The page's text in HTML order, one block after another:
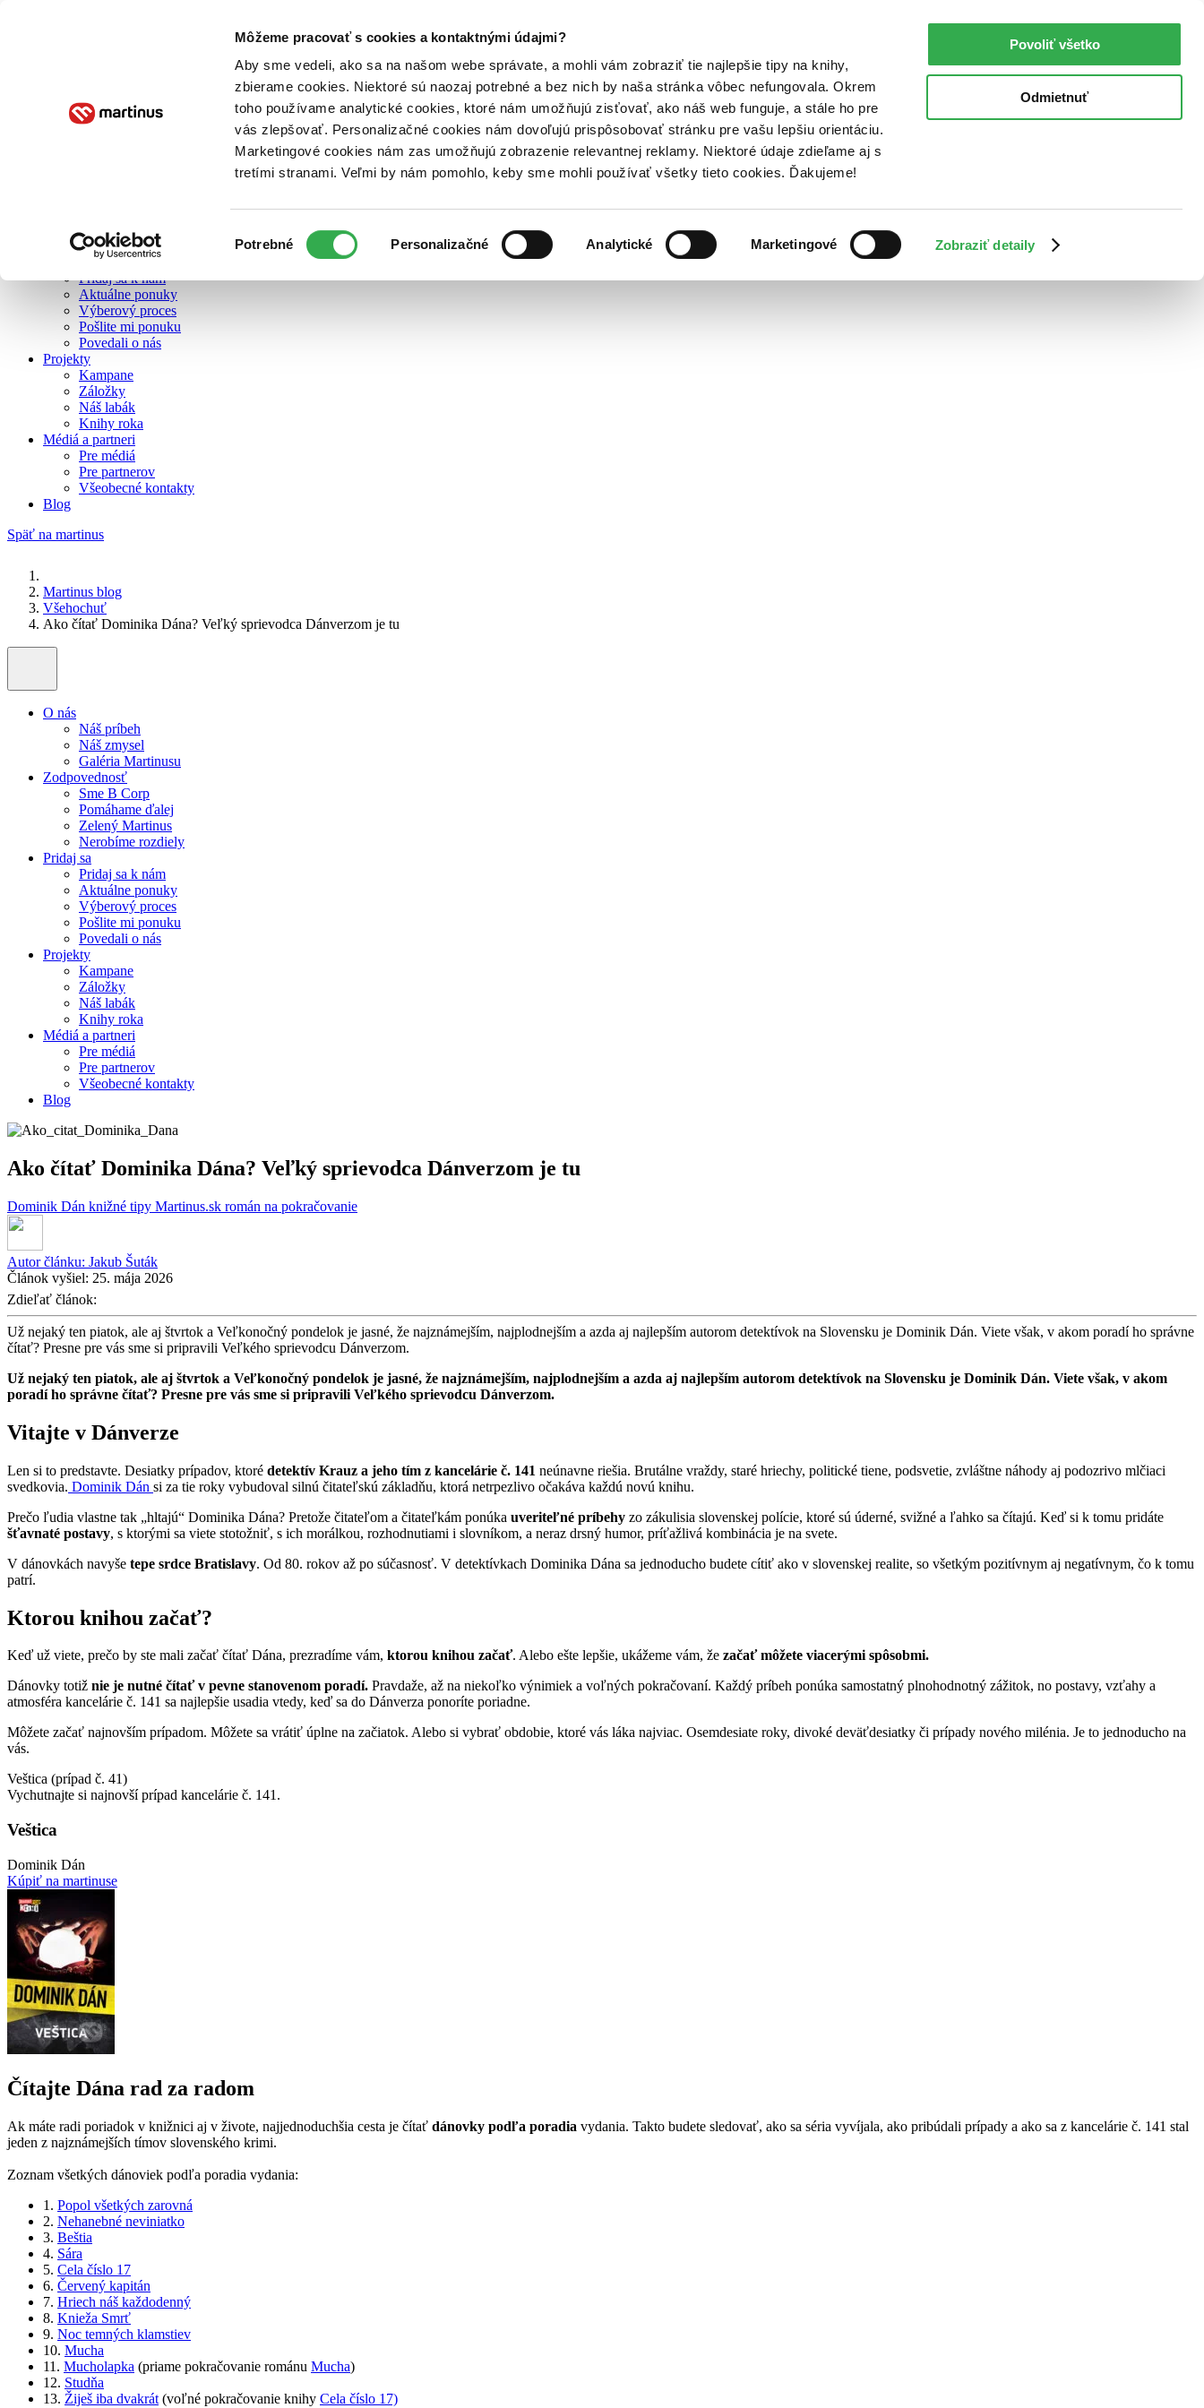
Môžeme pracovať s cookies a kontaktnými údajmi?
Aby sme vedeli, ako sa na našom webe správate, a mohli vám zobraziť tie najlepšie tipy na knihy,
zbierame cookies. Niektoré sú naozaj potrebné a bez nich by naša stránka vôbec nefungovala. Okrem
toho používame analytické cookies, ktoré nám umožňujú zisťovať, ako náš web funguje, a stále ho pre
vás zlepšovať. Personalizačné cookies nám dovoľujú prispôsobovať stránku pre vašu lepšiu orientáciu.
Marketingové cookies nám zas umožňujú zobrazenie relevantnej reklamy. Niektoré údaje zdieľame aj s
tretími stranami. Veľmi by nám pomohlo, keby sme mohli používať všetky tieto cookies. Ďakujeme!
súhlasu
Potrebné Personalizačné Analytické Marketingové Zobraziť detaily
Povoliť všetko
Odmietnuť
O nás
Zelený Martinus
Nerobíme rozdiely
Pridaj sa k nám
Aktuálne ponuky
Výberový proces
Pošlite mi ponuku
Povedali o nás
Projekty
Kampane
Záložky
Náš labák
Knihy roka
Médiá a partneri
Pre médiá
Pre partnerov
Všeobecné kontakty
Blog
Späť na martinus
Martinus blog
Všehochuť
Ako čítať Dominika Dána? Veľký sprievodca Dánverzom je tu
O nás
Náš príbeh
Náš zmysel
Galéria Martinusu
Zodpovednosť
Sme B Corp
Pomáhame ďalej
Zelený Martinus
Nerobíme rozdiely
Pridaj sa
Pridaj sa k nám
Aktuálne ponuky
Výberový proces
Pošlite mi ponuku
Povedali o nás
Projekty
Kampane
Záložky
Náš labák
Knihy roka
Médiá a partneri
Pre médiá
Pre partnerov
Všeobecné kontakty
Blog
Ako čítať Dominika Dána? Veľký sprievodca Dánverzom je tu
Dominik Dán knižné tipy Martinus.sk román na pokračovanie
Autor článku: Jakub Šuták
Článok vyšiel: 25. mája 2026
Zdieľať článok:
Už nejaký ten piatok, ale aj štvrtok a Veľkonočný pondelok je jasné, že najznámejším, najplodnejším a azda aj najlepším autorom detektívok na Slovensku je Dominik Dán. Viete však, v akom poradí ho správne
čítať? Presne pre vás sme si pripravili Veľkého sprievodcu Dánverzom.
Už nejaký ten piatok, ale aj štvrtok a Veľkonočný pondelok je jasné, že najznámejším, najplodnejším a azda aj najlepším autorom detektívok na Slovensku je Dominik Dán. Viete však, v akom
poradí ho správne čítať? Presne pre vás sme si pripravili Veľkého sprievodcu Dánverzom.
Vitajte v Dánverze
Len si to predstavte. Desiatky prípadov, ktoré detektív Krauz a jeho tím z kancelárie č. 141 neúnavne riešia. Brutálne vraždy, staré hriechy, politické tiene, podsvetie, zvláštne náhody aj podozrivo mlčiaci
svedkovia. Dominik Dán si za tie roky vybudoval silnú čitateľskú základňu, ktorá netrpezlivo očakáva každú novú knihu.
Prečo ľudia vlastne tak „hltajú“ Dominika Dána? Pretože čitateľom a čitateľkám ponúka uveriteľné príbehy zo zákulisia slovenskej polície, ktoré sú úderné, svižné a ľahko sa čítajú. Keď si k tomu pridáte
šťavnaté postavy, s ktorými sa viete stotožniť, s ich morálkou, rozhodnutiami i slovníkom, a neraz drsný humor, príťažlivá kombinácia je na svete.
V dánovkách navyše tepe srdce Bratislavy. Od 80. rokov až po súčasnosť. V detektívkach Dominika Dána sa jednoducho budete cítiť ako v slovenskej realite, so všetkým pozitívnym aj negatívnym, čo k tomu
patrí.
Ktorou knihou začať?
Keď už viete, prečo by ste mali začať čítať Dána, prezradíme vám, ktorou knihou začať. Alebo ešte lepšie, ukážeme vám, že začať môžete viacerými spôsobmi.
Dánovky totiž nie je nutné čítať v pevne stanovenom poradí. Pravdaže, až na niekoľko výnimiek a voľných pokračovaní. Každý príbeh ponúka samostatný plnohodnotný zážitok, no postavy, vzťahy a
atmosféra kancelárie č. 141 sa najlepšie usadia vtedy, keď sa do Dánverza ponoríte poriadne.
Môžete začať najnovším prípadom. Môžete sa vrátiť úplne na začiatok. Alebo si vybrať obdobie, ktoré vás láka najviac. Osemdesiate roky, divoké deväťdesiatky či prípady nového milénia. Je to jednoducho na
vás.
Veštica (prípad č. 41)
Vychutnajte si najnovší prípad kancelárie č. 141.
Veštica
Dominik Dán
Kúpiť na martinuse
Čítajte Dána rad za radom
Ak máte radi poriadok v knižnici aj v živote, najjednoduchšia cesta je čítať dánovky podľa poradia vydania. Takto budete sledovať, ako sa séria vyvíjala, ako pribúdali prípady a ako sa z kancelárie č. 141 stal
jeden z najznámejších tímov slovenského krimi.
Zoznam všetkých dánoviek podľa poradia vydania:
1. Popol všetkých zarovná
2. Nehanebné neviniatko
3. Beštia
4. Sára
5. Cela číslo 17
6. Červený kapitán
7. Hriech náš každodenný
8. Knieža Smrť
9. Noc temných klamstiev
10. Mucha
11. Mucholapka (priame pokračovanie románu Mucha)
12. Studňa
13. Žiješ iba dvakrát (voľné pokračovanie knihy Cela číslo 17)